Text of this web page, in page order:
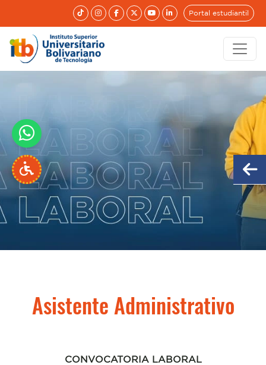
Portal estudiantil
Asistente Administrativo
CONVOCATORIA LABORAL